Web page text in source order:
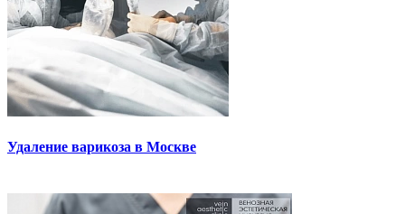
Удаление варикоза в Москве